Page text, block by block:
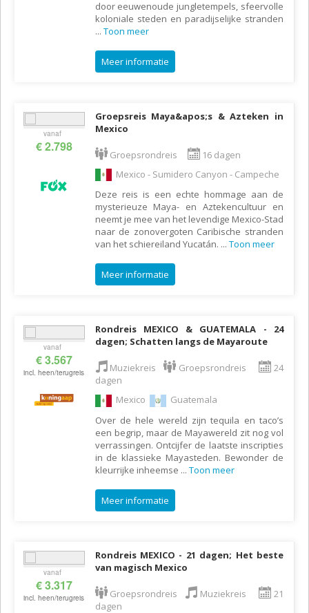
door eeuwenoude jungletempels, sfeervolle
koloniale steden en paradijselijke stranden
... Toon meer
Meer informatie
vanaf
€ 2.798
Groepsreis Maya&apos;s & Azteken in
Mexico
Groepsrondreis
16 dagen
Mexico - Sumidero Canyon - Campeche
Deze reis is een echte hommage aan de
mysterieuze Maya- en Aztekencultuur en
neemt je mee van het levendige Mexico-Stad
naar de zonovergoten Caribische stranden
van het schiereiland Yucatán. ... Toon meer
Meer informatie
vanaf
€ 3.567
incl. heen/terugreis
Rondreis MEXICO & GUATEMALA - 24
dagen; Schatten langs de Mayaroute
Muziekreis Groepsrondreis
24
dagen
Mexico
Guatemala
Over de hele wereld zijn tequila en taco’s
een begrip, maar de Mayawereld zit nog vol
verrassingen. Ontcijfer de laatste inscripties
in de klassieke Mayasteden. Bewonder de
kleurrijke inheemse ... Toon meer
Meer informatie
vanaf
€ 3.317
incl. heen/terugreis
Rondreis MEXICO - 21 dagen; Het beste
van magisch Mexico
Groepsrondreis Muziekreis
21
dagen